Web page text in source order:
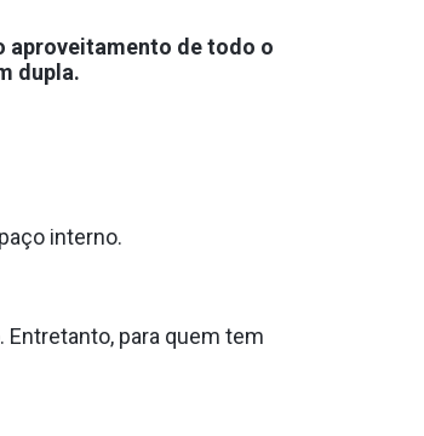
aproveitamento de todo o
dupla.
interno.
para quem tem